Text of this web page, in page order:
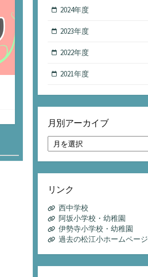
2024年度
2023年度
2022年度
2021年度
月別アーカイブ
別
ア
ー
イ
ブ
リンク
西中学校
阿坂小学校・幼稚園
伊勢寺小学校・幼稚園
過去の松江小ホームページ